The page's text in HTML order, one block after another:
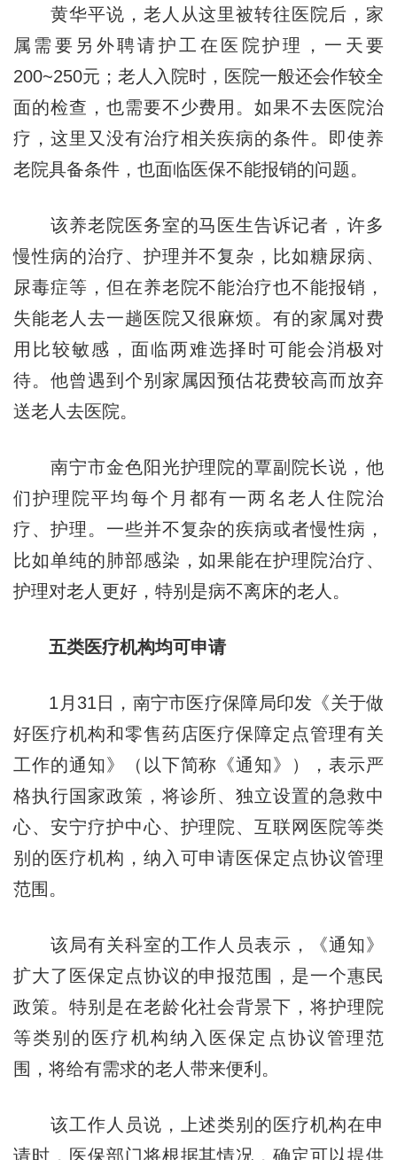
黄华平说，老人从这里被转往医院后，家
属需要另外聘请护工在医院护理，一天要
200~250元；老人入院时，医院一般还会作较全
面的检查，也需要不少费用。如果不去医院治
疗，这里又没有治疗相关疾病的条件。即使养
老院具备条件，也面临医保不能报销的问题。
该养老院医务室的马医生告诉记者，许多
慢性病的治疗、护理并不复杂，比如糖尿病、
尿毒症等，但在养老院不能治疗也不能报销，
失能老人去一趟医院又很麻烦。有的家属对费
用比较敏感，面临两难选择时可能会消极对
待。他曾遇到个别家属因预估花费较高而放弃
送老人去医院。
南宁市金色阳光护理院的覃副院长说，他
们护理院平均每个月都有一两名老人住院治
疗、护理。一些并不复杂的疾病或者慢性病，
比如单纯的肺部感染，如果能在护理院治疗、
护理对老人更好，特别是病不离床的老人。
五类医疗机构均可申请
1月31日，南宁市医疗保障局印发《关于做
好医疗机构和零售药店医疗保障定点管理有关
工作的通知》（以下简称《通知》），表示严
格执行国家政策，将诊所、独立设置的急救中
心、安宁疗护中心、护理院、互联网医院等类
别的医疗机构，纳入可申请医保定点协议管理
范围。
该局有关科室的工作人员表示，《通知》
扩大了医保定点协议的申报范围，是一个惠民
政策。特别是在老龄化社会背景下，将护理院
等类别的医疗机构纳入医保定点协议管理范
围，将给有需求的老人带来便利。
该工作人员说，上述类别的医疗机构在申
请时，医保部门将根据其情况，确定可以提供